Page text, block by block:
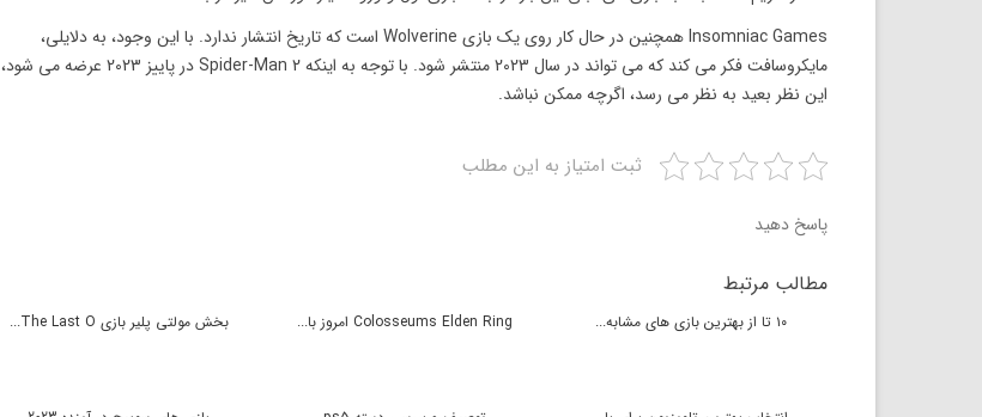
Insomniac Games همچنین در حال کار روی یک بازی Wolverine است که تاریخ انتشار ندارد. با این وجود، به دلایلی،
مایکروسافت فکر می کند که می تواند در سال 2023 منتشر شود. با توجه به اینکه Spider-Man 2 در پاییز 2023 عرضه می شود،
این نظر بعید به نظر می رسد، اگرچه ممکن نباشد.
ثبت امتیاز به این مطلب
پاسخ دهید
مطالب مرتبط
۱۰ تا از بهترین بازی های مشابه... Colosseums Elden Ring امروز با... بخش مولتی پلیر بازی The Last O...